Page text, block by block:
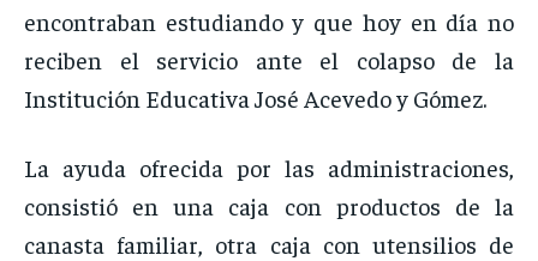
encontraban estudiando y que hoy en día no
reciben el servicio ante el colapso de la
Institución Educativa José Acevedo y Gómez.
La ayuda ofrecida por las administraciones,
consistió en una caja con productos de la
canasta familiar, otra caja con utensilios de